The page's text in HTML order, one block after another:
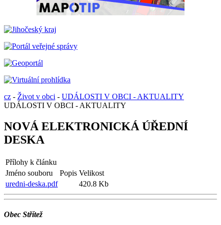
cz - Život v obci - UDÁLOSTI V OBCI - AKTUALITY
UDÁLOSTI V OBCI - AKTUALITY
NOVÁ ELEKTRONICKÁ ÚŘEDNÍ
DESKA
Přílohy k článku
Jméno souboru
Popis Velikost
uredni-deska.pdf
420.8 Kb
Obec Střítež